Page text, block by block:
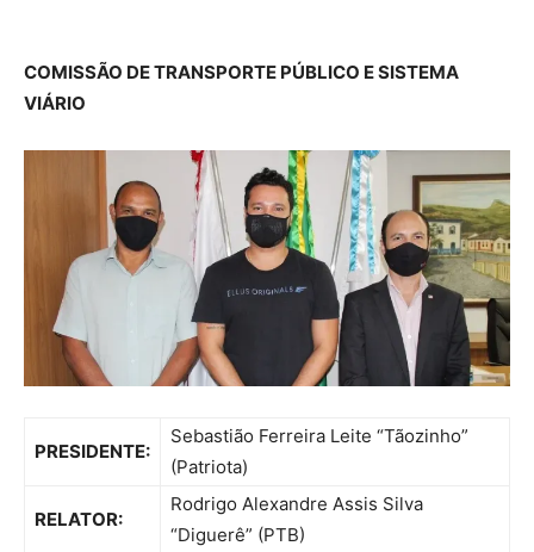
COMISSÃO DE TRANSPORTE PÚBLICO E SISTEMA
VIÁRIO
PRESIDENTE:
Sebastião Ferreira Leite “Tãozinho”
(Patriota)
RELATOR:
Rodrigo Alexandre Assis Silva
“Diguerê” (PTB)